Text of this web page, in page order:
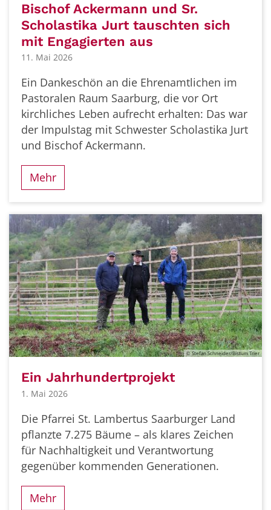
Bischof Ackermann und Sr.
Scholastika Jurt tauschten sich
mit Engagierten aus
11. Mai 2026
Ein Dankeschön an die Ehrenamtlichen im
Pastoralen Raum Saarburg, die vor Ort
kirchliches Leben aufrecht erhalten: Das war
der Impulstag mit Schwester Scholastika Jurt
und Bischof Ackermann.
Mehr
© Stefan Schneider/Bistum Trier
Ein Jahrhundertprojekt
1. Mai 2026
Die Pfarrei St. Lambertus Saarburger Land
pflanzte 7.275 Bäume – als klares Zeichen
für Nachhaltigkeit und Verantwortung
gegenüber kommenden Generationen.
Mehr